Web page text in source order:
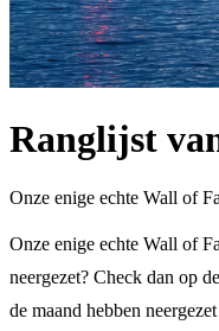
Ranglijst
Onze enige echte Wall of
Onze enige echte Wall of
neergezet? Check dan op
de maand hebben